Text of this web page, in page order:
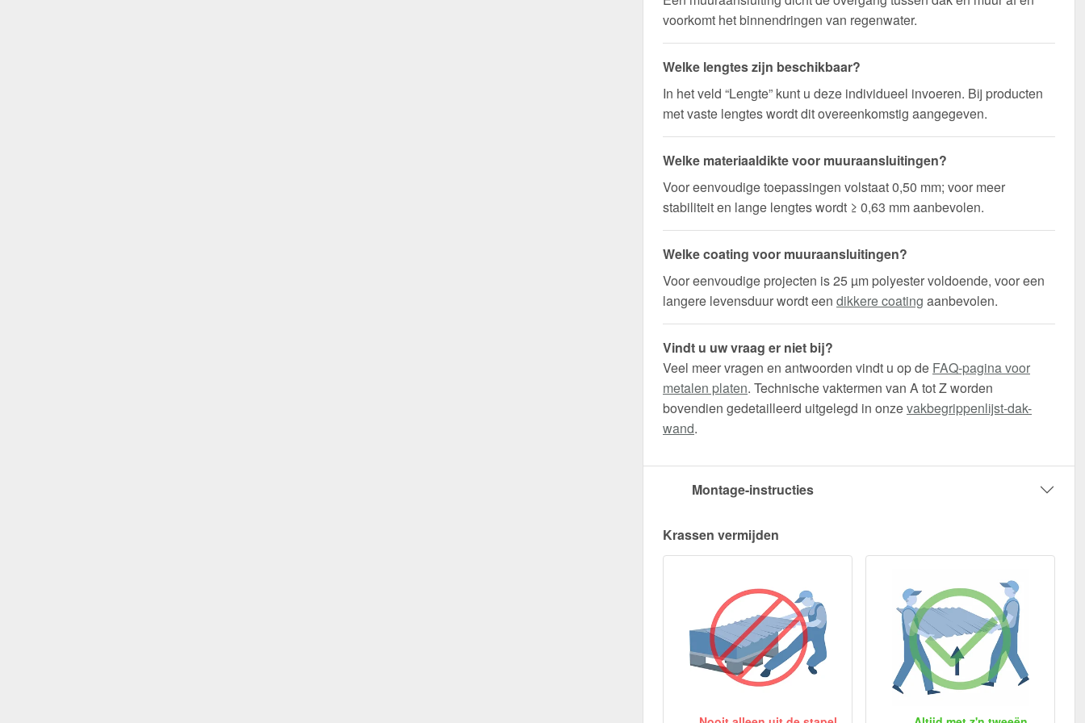
voorkomt het binnendringen van regenwater.
Welke lengtes zijn beschikbaar?
In het veld “Lengte” kunt u deze individueel invoeren. Bij producten
met vaste lengtes wordt dit overeenkomstig aangegeven.
Welke materiaaldikte voor muuraansluitingen?
Voor eenvoudige toepassingen volstaat 0,50 mm; voor meer
stabiliteit en lange lengtes wordt ≥ 0,63 mm aanbevolen.
Welke coating voor muuraansluitingen?
Voor eenvoudige projecten is 25 µm polyester voldoende, voor een
langere levensduur wordt een dikkere coating aanbevolen.
Vindt u uw vraag er niet bij?
Veel meer vragen en antwoorden vindt u op de FAQ-pagina voor
metalen platen. Technische vaktermen van A tot Z worden
bovendien gedetailleerd uitgelegd in onzevakbegrippenlijst-dak-
wand.
Montage-instructies
Krassen vermijden